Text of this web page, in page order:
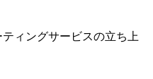
ィングサービスの立ち上